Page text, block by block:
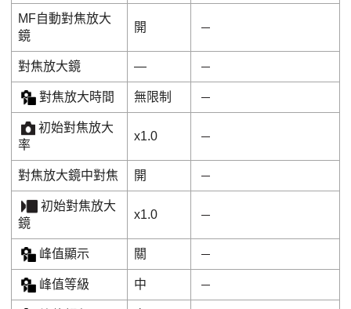
MF自動對焦放大
鏡
開
對焦放大鏡 ―
對焦放大時間 無限制
初始對焦放大
率
x1.0
對焦放大鏡中對焦 開
初始對焦放大
鏡
x1.0
峰值顯示 關
峰值等級 中